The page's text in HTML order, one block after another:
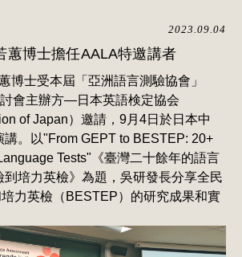
2023.09.04
蕙博士擔任AALA特邀講者
博士受本屆「亞洲語言測驗協會」
討會主辦方—日本英語検定協会
of Japan）邀請，9月4日於日本中
講。以"From GEPT to BESTEP: 20+
Tests"《臺灣二十餘年的語言
到培力英檢》為題，吳研發長分享全民
力英檢（BESTEP）的研究成果和實